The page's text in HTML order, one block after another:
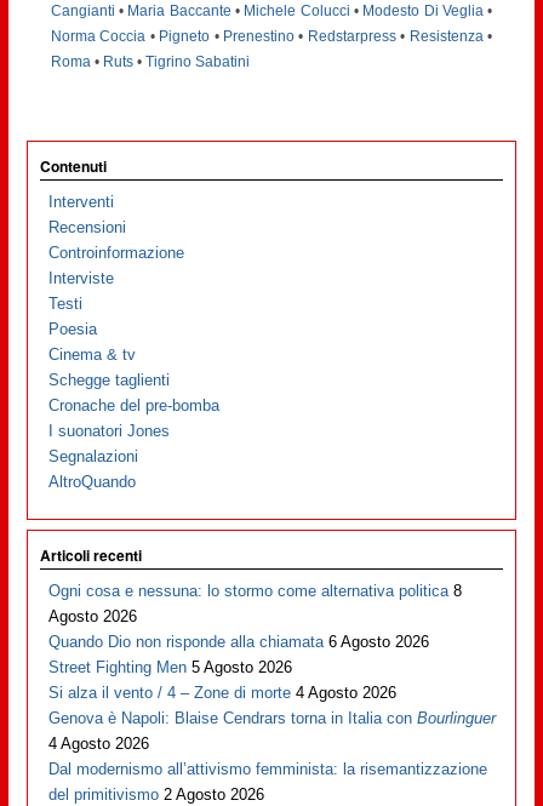
Cangianti • Maria Baccante • Michele Colucci • Modesto Di Veglia •
Norma Coccia • Pigneto • Prenestino • Redstarpress• Resistenza •
Roma • Ruts• Tigrino Sabatini
Contenuti
Interventi
Recensioni
Controinformazione
Interviste
Testi
Poesia
Cinema & tv
Schegge taglienti
Cronache del pre-bomba
I suonatori Jones
Segnalazioni
AltroQuando
Articoli recenti
Ogni cosa e nessuna: lo stormo come alternativa politica 8
Agosto 2026
Quando Dio non risponde alla chiamata 6 Agosto 2026
Street Fighting Men 5 Agosto 2026
Si alza il vento / 4 – Zone di morte 4 Agosto 2026
Genova è Napoli: Blaise Cendrars torna in Italia conBourlinguer
4 Agosto 2026
Dal modernismo all’attivismo femminista: la risemantizzazione
del primitivismo 2 Agosto 2026